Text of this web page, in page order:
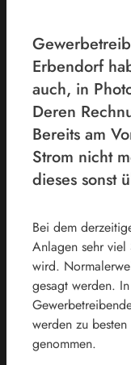
Erbendorf
auch, in
Deren
Bereits am
Strom nicht
dieses sonst
Bei dem
Anlagen sehr
wird.
gesagt werden.
werden zu
genommen.